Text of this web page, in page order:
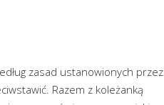
zasad ustanowionych przez
Razem z koleżanką